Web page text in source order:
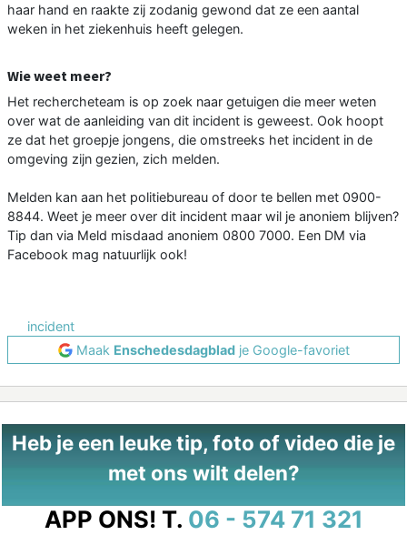
haar hand en raakte zij zodanig gewond dat ze een aantal
weken in het ziekenhuis heeft gelegen.
Wie weet meer?
Het rechercheteam is op zoek naar getuigen die meer weten
over wat de aanleiding van dit incident is geweest. Ook hoopt
ze dat het groepje jongens, die omstreeks het incident in de
omgeving zijn gezien, zich melden.
Melden kan aan het politiebureau of door te bellen met 0900-
8844. Weet je meer over dit incident maar wil je anoniem blijven?
Tip dan via Meld misdaad anoniem 0800 7000. Een DM via
Facebook mag natuurlijk ook!
incident
Maak Enschedesdagbladje Google-favoriet
Heb je een leuke tip, foto of video die je
met ons wilt delen?
APP ONS! T. 06 - 574 71 321